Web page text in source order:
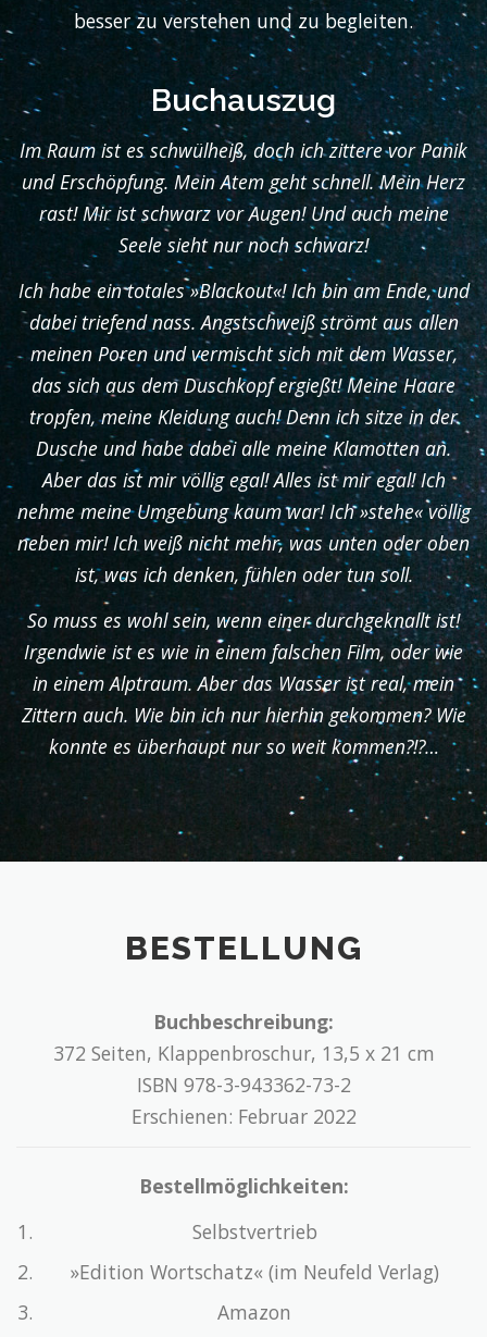
besser zu verstehen und zu begleiten.
Buchauszug
Im Raum ist es schwülheiß, doch ich zittere vor Panik
und Erschöpfung. Mein Atem geht schnell. Mein Herz
rast! Mir ist schwarz vor Augen! Und auch meine
Seele sieht nur noch schwarz!
Ich habe ein totales »Blackout«! Ich bin am Ende, und
dabei triefend nass. Angstschweiß strömt aus allen
meinen Poren und vermischt sich mit dem Wasser,
das sich aus dem Duschkopf ergießt! Meine Haare
tropfen, meine Kleidung auch! Denn ich sitze in der
Dusche und habe dabei alle meine Klamotten an.
Aber das ist mir völlig egal! Alles ist mir egal! Ich
nehme meine Umgebung kaum war! Ich »stehe« völlig
neben mir! Ich weiß nicht mehr, was unten oder oben
ist, was ich denken, fühlen oder tun soll.
So muss es wohl sein, wenn einer durchgeknallt ist!
Irgendwie ist es wie in einem falschen Film, oder wie
in einem Alptraum. Aber das Wasser ist real, mein
Zittern auch. Wie bin ich nur hierhin gekommen? Wie
konnte es überhaupt nur so weit kommen?!?…
BESTELLUNG
Buchbeschreibung:
372 Seiten, Klappenbroschur, 13,5 x 21 cm
ISBN 978-3-943362-73-2
Erschienen: Februar 2022
Bestellmöglichkeiten:
Selbstvertrieb
»Edition Wortschatz« (im Neufeld Verlag)
Amazon